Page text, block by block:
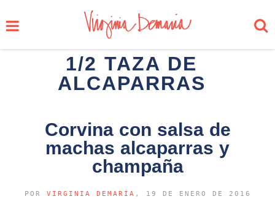
1/2 TAZA DE
ALCAPARRAS
Corvina con salsa de
machas alcaparras y
champaña
POR VIRGINIA DEMARÍA , 19 DE ENERO DE 2016